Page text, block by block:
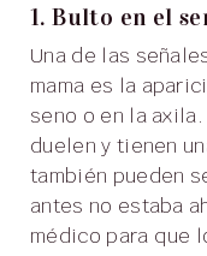
1. Bulto en el
Una de las señales más comunes del cáncer de
mama es la
seno o en la
duelen y tienen
también pueden
antes no estaba
médico para que